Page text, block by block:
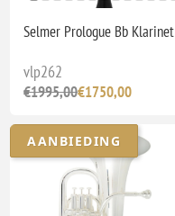
Selmer Prologue Bb Klarinet
vlp262
€1995,00€1750,00
AANBIEDING